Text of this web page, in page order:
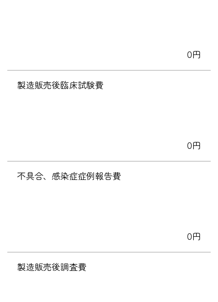
0円
製造販売後臨床試験費
0円
不具合、感染症症例報告費
0円
製造販売後調査費